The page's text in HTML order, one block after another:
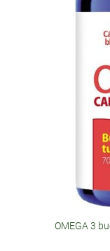
OMEGA 3